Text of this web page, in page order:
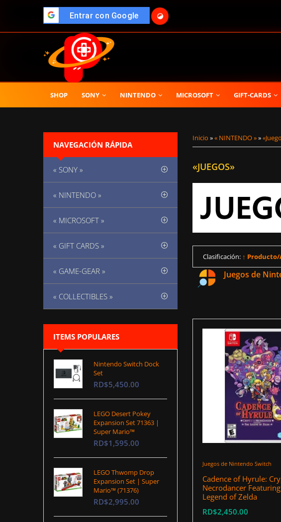
Entrar con Google 🌓
SHOP SONY NINTENDO MICROSOFT GIFT-CARDS
Inicio »« NINTENDO »»
«JUEGOS»
Clasificación: ↑
Juegos de
Juegos de Nintendo Switch
Cadence of Hyrule:
Necrodancer
Legend of Zelda
RD$2,450.00
NAVEGACIÓN RÁPIDA
« SONY »
« NINTENDO »
« MICROSOFT »
« GIFT CARDS »
« GAME-GEAR »
« COLLECTIBLES »
ITEMS POPULARES
Nintendo Switch Dock
Set
RD$5,450.00
LEGO Desert Pokey
Expansion Set 71363 |
Super Mario™
RD$1,595.00
LEGO Thwomp Drop
Expansion Set | Super
Mario™ (71376)
RD$2,995.00